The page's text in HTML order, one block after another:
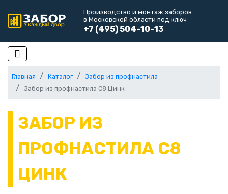
Производство и монтаж заборов
в Московской области под ключ
+7 (495) 504-10-13
Главная Каталог
Забор из профнастила
Забор из профнастила С8 Цинк
ЗАБОР ИЗ
ПРОФНАСТИЛА С8
ЦИНК